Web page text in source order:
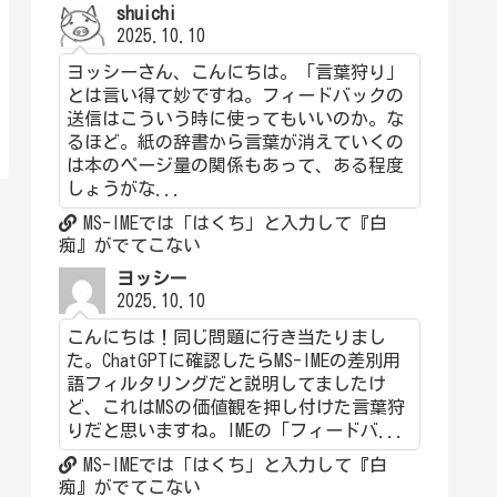
shuichi
2025.10.10
ヨッシーさん、こんにちは。「言葉狩り」
とは言い得て妙ですね。フィードバックの
送信はこういう時に使ってもいいのか。な
るほど。紙の辞書から言葉が消えていくの
は本のページ量の関係もあって、ある程度
しょうがな...
MS-IMEでは「はくち」と入力して『白
痴』がでてこない
ヨッシー
2025.10.10
こんにちは！同じ問題に行き当たりまし
た。ChatGPTに確認したらMS-IMEの差別用
語フィルタリングだと説明してましたけ
ど、これはMSの価値観を押し付けた言葉狩
りだと思いますね。IMEの「フィードバ...
MS-IMEでは「はくち」と入力して『白
痴』がでてこない